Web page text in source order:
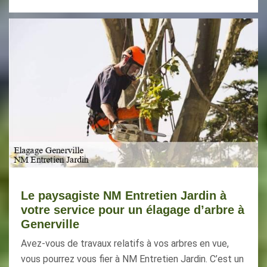
Le paysagiste NM Entretien Jardin à
votre service pour un élagage d’arbre à
Generville
Avez-vous de travaux relatifs à vos arbres en vue,
vous pourrez vous fier à NM Entretien Jardin. C’est un